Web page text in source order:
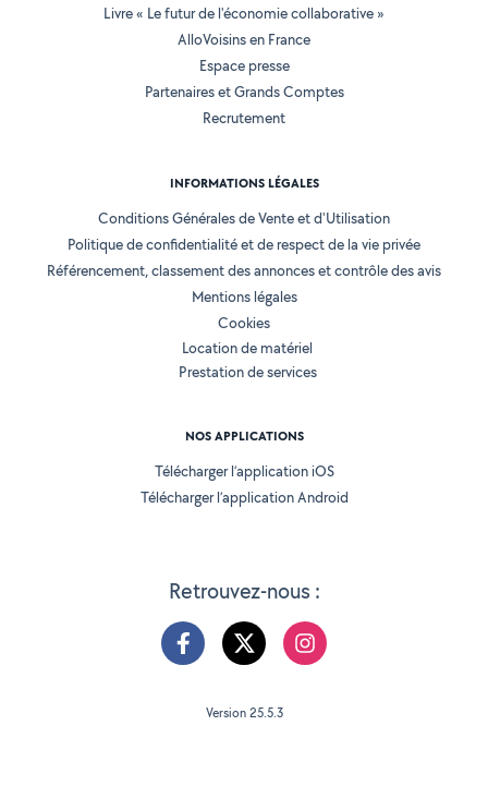
Retrouvez-nous :
Livre « Le futur de l'économie collaborative »
AlloVoisins en France
Espace presse
Partenaires et Grands Comptes
Recrutement
INFORMATIONS LÉGALES
Conditions Générales de Vente et d'Utilisation
Politique de confidentialité et de respect de la vie privée
Référencement, classement des annonces et contrôle des avis
Mentions légales
Cookies
Location de matériel
Prestation de services
NOS APPLICATIONS
Télécharger l’application iOS
Télécharger l’application Android
Version 25.5.3